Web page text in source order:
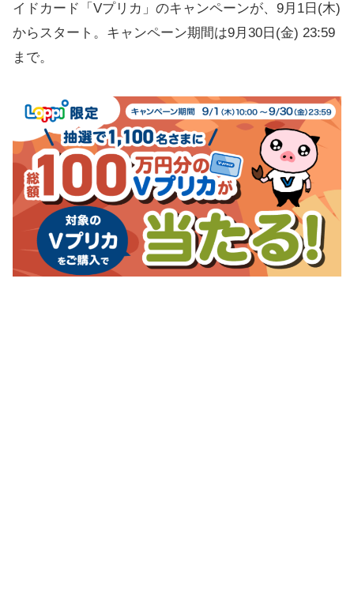
イドカード「Vプリカ」のキャンペーンが、9月1日(木)
からスタート。キャンペーン期間は9月30日(金) 23:59
まで。